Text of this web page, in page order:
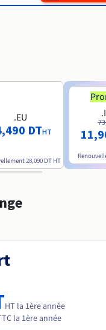
.EU
DTHT
28,090 DT HT
HT la 1ère année
la 1ère année